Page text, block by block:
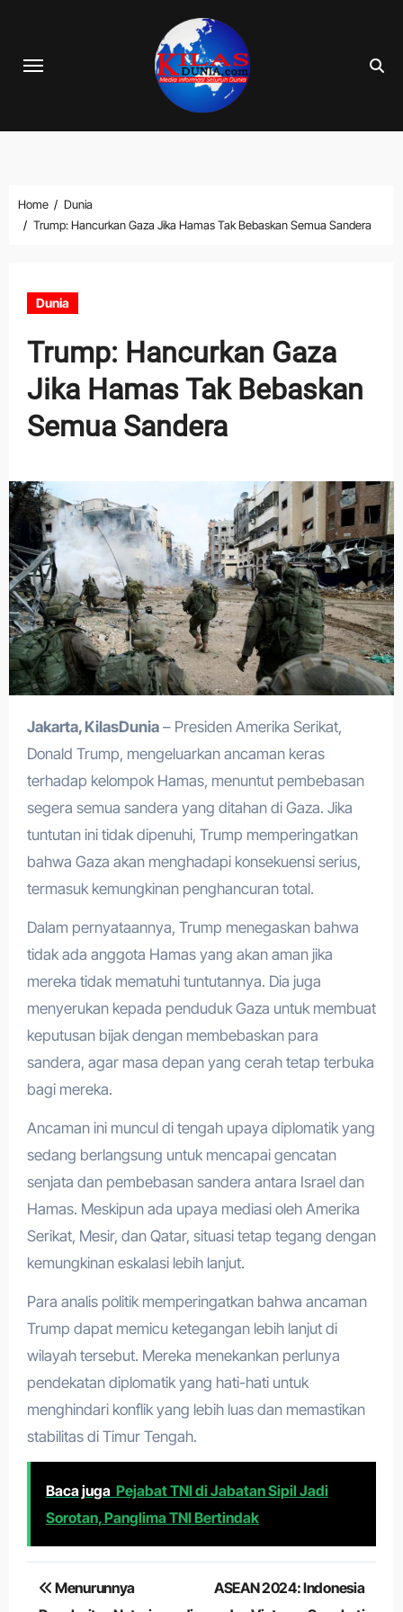
content
Home
Dunia
Trump: Hancurkan Gaza Jika Hamas Tak Bebaskan Semua Sandera
Dunia
Trump: Hancurkan Gaza
Jika Hamas Tak Bebaskan
Semua Sandera
Jakarta, KilasDunia– Presiden Amerika Serikat,
Donald Trump, mengeluarkan ancaman keras
terhadap kelompok Hamas, menuntut pembebasan
segera semua sandera yang ditahan di Gaza. Jika
tuntutan ini tidak dipenuhi, Trump memperingatkan
bahwa Gaza akan menghadapi konsekuensi serius,
termasuk kemungkinan penghancuran total.
Dalam pernyataannya, Trump menegaskan bahwa
tidak ada anggota Hamas yang akan aman jika
mereka tidak mematuhi tuntutannya. Dia juga
menyerukan kepada penduduk Gaza untuk membuat
keputusan bijak dengan membebaskan para
sandera, agar masa depan yang cerah tetap terbuka
bagi mereka.
Ancaman ini muncul di tengah upaya diplomatik yang
sedang berlangsung untuk mencapai gencatan
senjata dan pembebasan sandera antara Israel dan
Hamas. Meskipun ada upaya mediasi oleh Amerika
Serikat, Mesir, dan Qatar, situasi tetap tegang dengan
kemungkinan eskalasi lebih lanjut.
Para analis politik memperingatkan bahwa ancaman
Trump dapat memicu ketegangan lebih lanjut di
wilayah tersebut. Mereka menekankan perlunya
pendekatan diplomatik yang hati-hati untuk
menghindari konflik yang lebih luas dan memastikan
stabilitas di Timur Tengah.
Baca juga Pejabat TNI di Jabatan Sipil Jadi
Sorotan, Panglima TNI Bertindak
Navigasi
Menurunnya
ASEAN 2024: Indonesia